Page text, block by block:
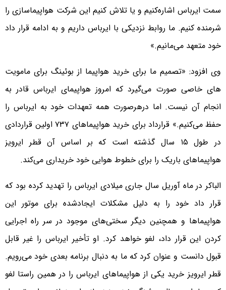
سمت ایرباس اشاره‌کنیم و یا تلاش کنیم این شرکت هواپیماسازی را
شرمنده کنیم. ما روابط نزدیکی با ایرباس داریم و به ادامه قرار داد
خود متعهد می‌مانیم.»
وی افزود: «تصمیم ما برای خرید هواپیما از بوئینگ برای مامویت
های خاصی صورت می‌گیرد که امروز هواپیمای ایرباس قادر به
انجام آن نیست. اما درهرصورت همه تعهدات خود به ایرباس را
حفظ می‌کنیم.» قرارداد برای خرید هواپیماهای ۷۳۷ اولین قراردادی
در طول ۱۵ سال گذشته است که بر اساس آن قطر ایرویز
هواپیماهای باریک را برای خطوط هوایی خود خریداری می‌کند.
الباکر در ماه آوریل سال جاری میلادی ایرباس را تهدید کرده بود که
قرار داد خود را به دلیل مشکلات ایجادشده برای موتور این
هواپیماها و همچنین دیگر سختی‌های موجود در سر راه اجرایی
کردن این قرار داد، لغو خواهد کرد. او تأخیر ایرباس را غیر قابل
قبول دانست و عنوان کرد که ما به دنبال برنامه بعدی خود می‌رویم.
قطر ایرویز خرید یکی از هواپیماهای ایرباس را در همین راستا لغو